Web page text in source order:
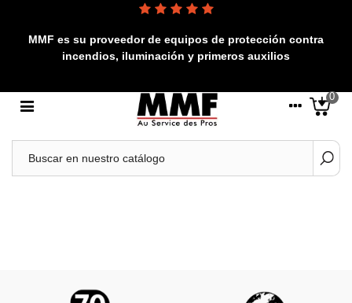
MMF es su proveedor de equipos de protección contra
incendios, iluminación y primeros auxilios
0